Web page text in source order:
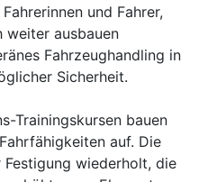
und Fahrer,
weiter ausbauen
Fahrzeughandling in
Sicherheit.
Trainingskursen bauen
auf. Die
Festigung wiederholt, die